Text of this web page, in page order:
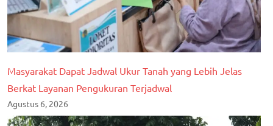
Masyarakat Dapat Jadwal Ukur Tanah yang Lebih Jelas
Berkat Layanan Pengukuran Terjadwal
Agustus 6, 2026